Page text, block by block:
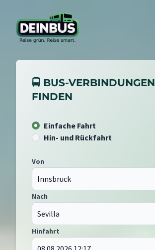
🚍 BUS-VERBINDUNGEN
FINDEN
Einfache Fahrt
Hin- und Rückfahrt
Von
Nach
Hinfahrt